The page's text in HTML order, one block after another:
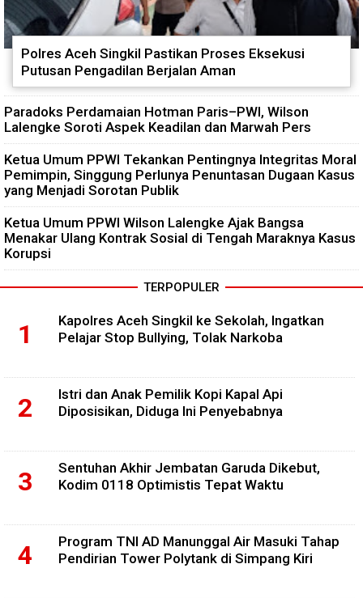
Polres Aceh Singkil Pastikan Proses Eksekusi
Putusan Pengadilan Berjalan Aman
Paradoks Perdamaian Hotman Paris–PWI, Wilson
Lalengke Soroti Aspek Keadilan dan Marwah Pers
Ketua Umum PPWI Tekankan Pentingnya Integritas Moral
Pemimpin, Singgung Perlunya Penuntasan Dugaan Kasus
yang Menjadi Sorotan Publik
Ketua Umum PPWI Wilson Lalengke Ajak Bangsa
Menakar Ulang Kontrak Sosial di Tengah Maraknya Kasus
Korupsi
TERPOPULER
Kapolres Aceh Singkil ke Sekolah, Ingatkan
Pelajar Stop Bullying, Tolak Narkoba
Istri dan Anak Pemilik Kopi Kapal Api
Diposisikan, Diduga Ini Penyebabnya
Sentuhan Akhir Jembatan Garuda Dikebut,
Kodim 0118 Optimistis Tepat Waktu
Program TNI AD Manunggal Air Masuki Tahap
Pendirian Tower Polytank di Simpang Kiri